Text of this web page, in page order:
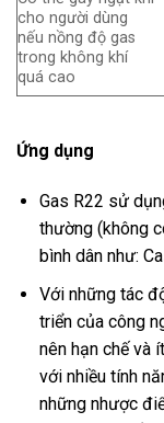
cho người dùng
nếu nồng độ gas
trong không khí
quá cao
Ứng dụng
Gas R22 sử
thường (không
bình dân như:
Với những tác
triển của công
nên hạn chế và
với nhiều tính
những nhược